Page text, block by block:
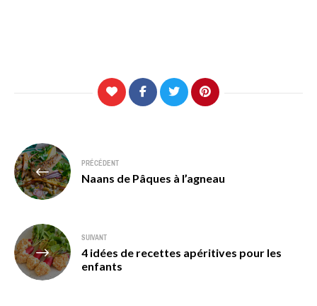
Navigation
de
l’article
PRÉCÉDENT
Naans de Pâques à l’agneau
SUIVANT
4 idées de recettes apéritives pour les
enfants